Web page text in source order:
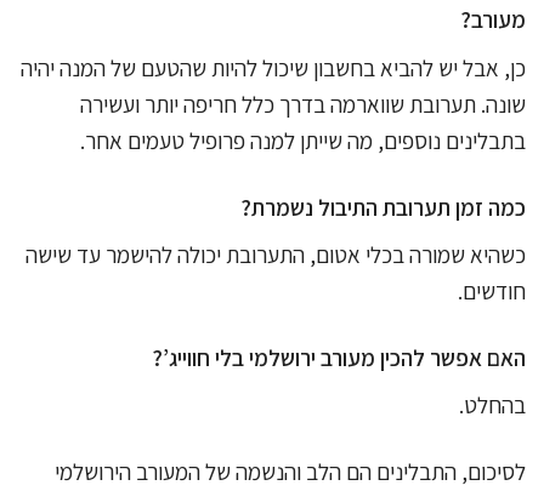
מעורב?
כן, אבל יש להביא בחשבון שיכול להיות שהטעם של המנה יהיה
שונה. תערובת שווארמה בדרך כלל חריפה יותר ועשירה
בתבלינים נוספים, מה שייתן למנה פרופיל טעמים אחר.
כמה זמן תערובת התיבול נשמרת?
כשהיא שמורה בכלי אטום, התערובת יכולה להישמר עד שישה
חודשים.
האם אפשר להכין מעורב ירושלמי בלי חווייג’?
בהחלט.
לסיכום, התבלינים הם הלב והנשמה של המעורב הירושלמי